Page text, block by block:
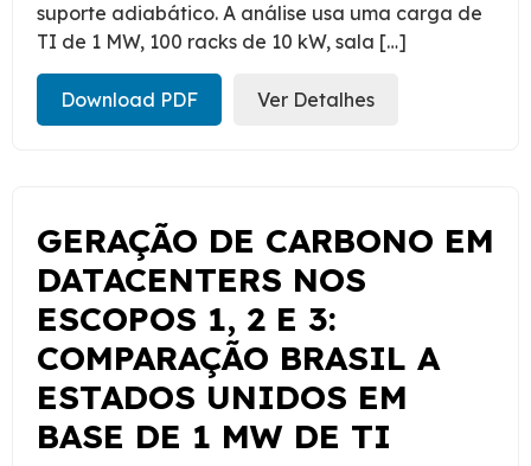
suporte adiabático. A análise usa uma carga de
TI de 1 MW, 100 racks de 10 kW, sala […]
Download PDF Ver Detalhes
GERAÇÃO DE CARBONO EM
DATACENTERS NOS
ESCOPOS 1, 2 E 3:
COMPARAÇÃO BRASIL A
ESTADOS UNIDOS EM
BASE DE 1 MW DE TI